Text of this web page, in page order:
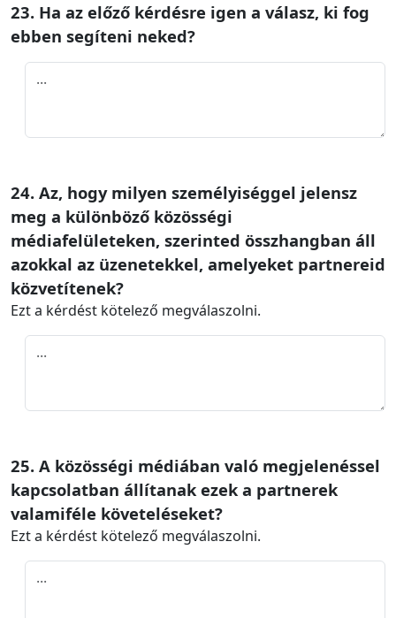
23. Ha az előző kérdésre igen a válasz, ki fog
ebben segíteni neked?
24. Az, hogy milyen személyiséggel jelensz
meg a különböző közösségi
médiafelületeken, szerinted összhangban áll
azokkal az üzenetekkel, amelyeket partnereid
közvetítenek?
Ezt a kérdést kötelező megválaszolni.
25. A közösségi médiában való megjelenéssel
kapcsolatban állítanak ezek a partnerek
valamiféle követeléseket?
Ezt a kérdést kötelező megválaszolni.